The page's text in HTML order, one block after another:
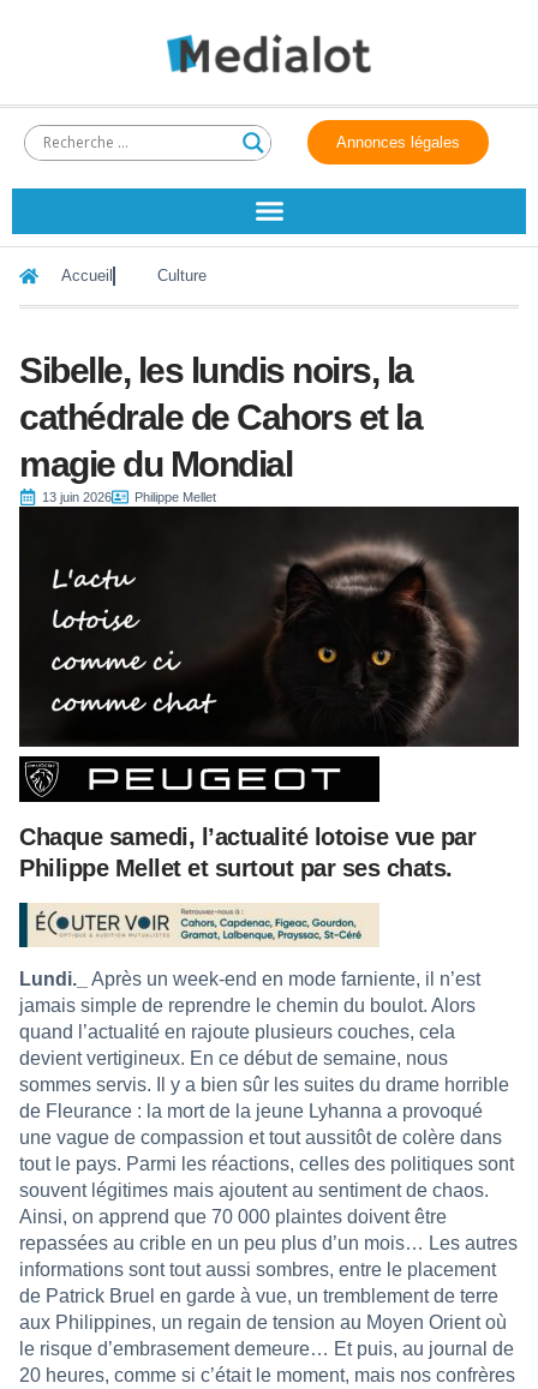
Annonces légales
Accueil Culture
Sibelle, les lundis noirs, la
cathédrale de Cahors et la
magie du Mondial
13 juin 2026 Philippe Mellet
Chaque samedi, l’actualité lotoise vue par
Philippe Mellet et surtout par ses chats.
Lundi._
Après un week-end en mode farniente, il n’est
jamais simple de reprendre le chemin du boulot. Alors
quand l’actualité en rajoute plusieurs couches, cela
devient vertigineux. En ce début de semaine, nous
sommes servis. Il y a bien sûr les suites du drame horrible
de Fleurance : la mort de la jeune Lyhanna a provoqué
une vague de compassion et tout aussitôt de colère dans
tout le pays. Parmi les réactions, celles des politiques sont
souvent légitimes mais ajoutent au sentiment de chaos.
Ainsi, on apprend que 70 000 plaintes doivent être
repassées au crible en un peu plus d’un mois… Les autres
informations sont tout aussi sombres, entre le placement
de Patrick Bruel en garde à vue, un tremblement de terre
aux Philippines, un regain de tension au Moyen Orient où
le risque d’embrasement demeure… Et puis, au journal de
20 heures, comme si c’était le moment, mais nos confrères